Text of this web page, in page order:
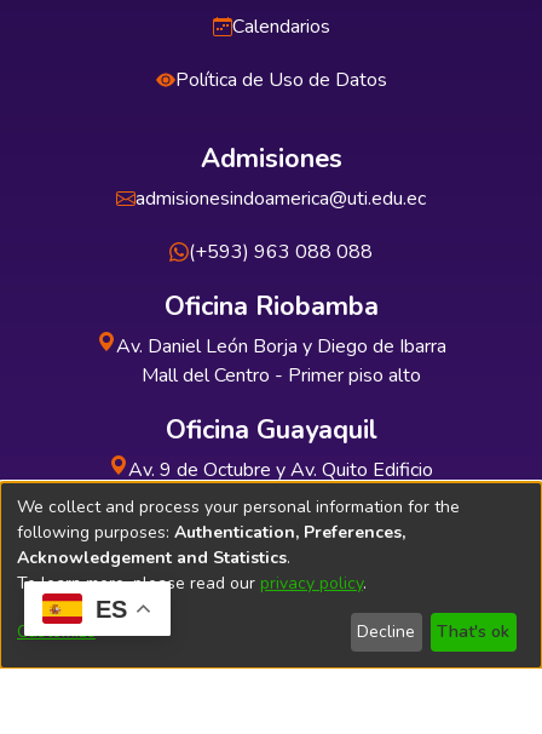
ES
Calendarios
Política de Uso de Datos
Admisiones
admisionesindoamerica@uti.edu.ec
(+593) 963 088 088
Oficina Riobamba
Av. Daniel León Borja y Diego de Ibarra
Mall del Centro - Primer piso alto
Oficina Guayaquil
Av. 9 de Octubre y Av. Quito Edificio
INDUAUTO - Planta baja
Soporte Técnico Bibliolatino.com
We collect and process your personal information for the
following purposes: Authentication, Preferences,
Acknowledgement and Statistics.
To learn more, please read our privacy policy.
Customize Decline That's ok